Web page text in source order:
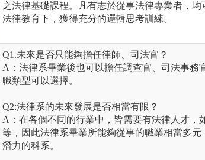
之法律基礎課程。凡有志於從事法律專業者，均
法律教育下，獲得充分的邏輯思考訓練。
Q1.未來是否只能夠擔任律師、司法官？
A：法律系畢業後也可以擔任調查官、司法事務
職類型可以選擇。
Q2:法律系的未來發展是否相當有限？
A：在各個不同的行業中，皆需要有法律人才，
等，因此法律系畢業所能夠從事的職業相當多元
潛力的科系。